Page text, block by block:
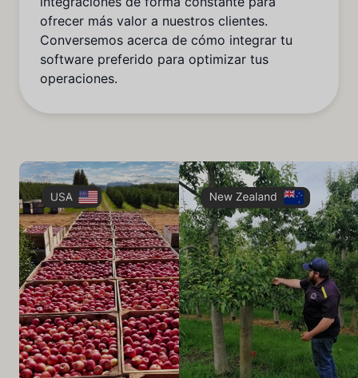
ofrecer más valor a nuestros clientes.
Conversemos acerca de cómo integrar tu
software preferido para optimizar tus
operaciones.